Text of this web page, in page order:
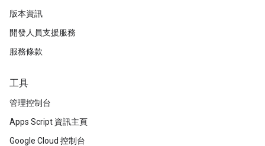
版本資訊
開發人員支援服務
服務條款
工具
管理控制台
Apps Script 資訊主頁
Google Cloud 控制台